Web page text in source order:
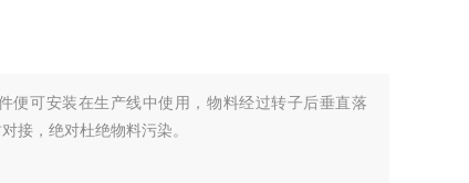
便可安装在生产线中使用，物料经过转子后垂直落
接，绝对杜绝物料污染。